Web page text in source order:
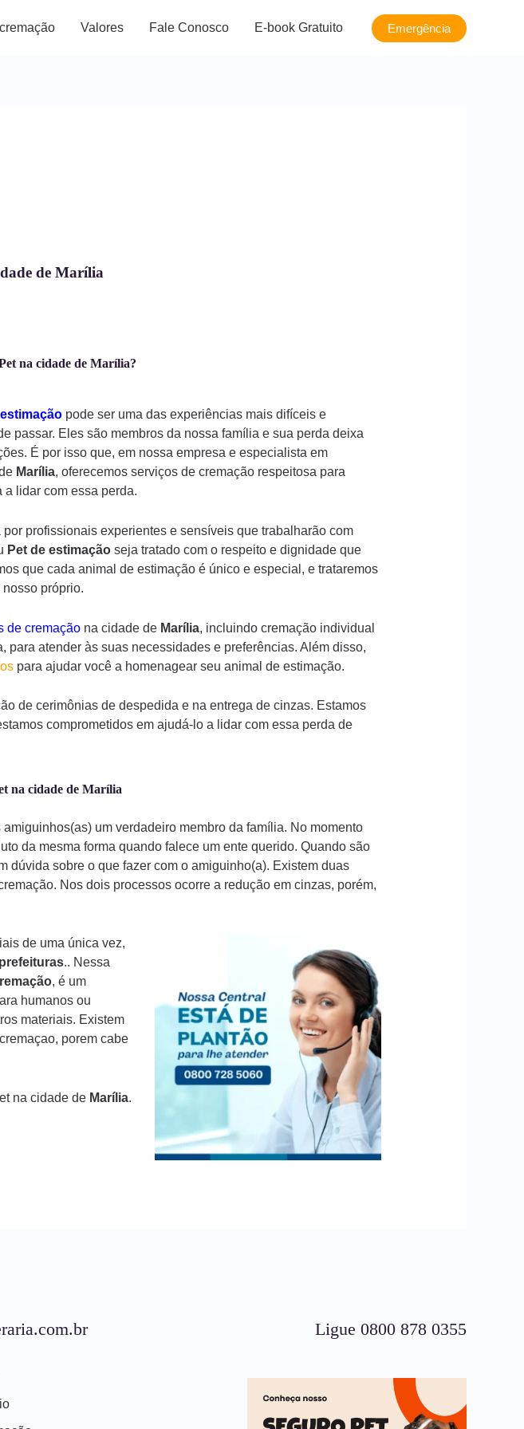
Valores Fale Conosco E-book Gratuito Emergência
de Marília
na cidade de Marília?
pode ser uma das experiências mais difíceis e
passar. Eles são membros da nossa família e sua perda deixa
É por isso que, em nossa empresa e especialista em
Marília, oferecemos serviços de cremação respeitosa para
a lidar com essa perda.
profissionais experientes e sensíveis que trabalharão com
Pet de estimaçãoseja tratado com o respeito e dignidade que
que cada animal de estimação é único e especial, e trataremos
próprio.
de cremaçãona cidade de Marília, incluindo cremação individual
para atender às suas necessidades e preferências. Além disso,
para ajudar você a homenagear seu animal de estimação.
de cerimônias de despedida e na entrega de cinzas. Estamos
comprometidos em ajudá-lo a lidar com essa perda de
na cidade de Marília
um verdadeiro membro da família. No momento
da mesma forma quando falece um ente querido. Quando são
dúvida sobre o que fazer com o amiguinho(a). Existem duas
Nos dois processos ocorre a redução em cinzas, porém,
de uma única vez,
.. Nessa
, é um
humanos ou
materiais. Existem
porem cabe
na cidade de Marília.
Ligue 0800 878 0355